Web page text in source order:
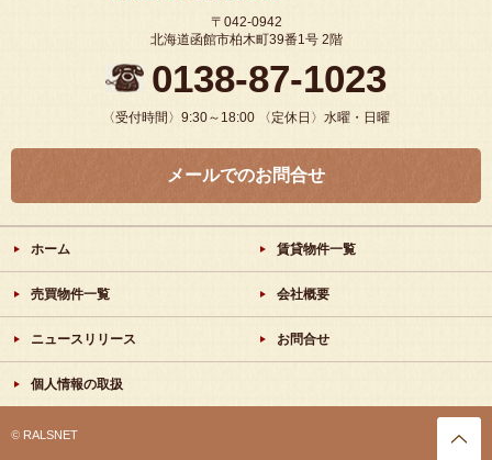
〒042-0942
北海道函館市柏木町39番1号 2階
0138-87-1023
〈受付時間〉9:30～18:00 〈定休日〉水曜・日曜
メールでのお問合せ
ホーム 賃貸物件一覧
売買物件一覧 会社概要
ニュースリリース お問合せ
個人情報の取扱
© RALSNET